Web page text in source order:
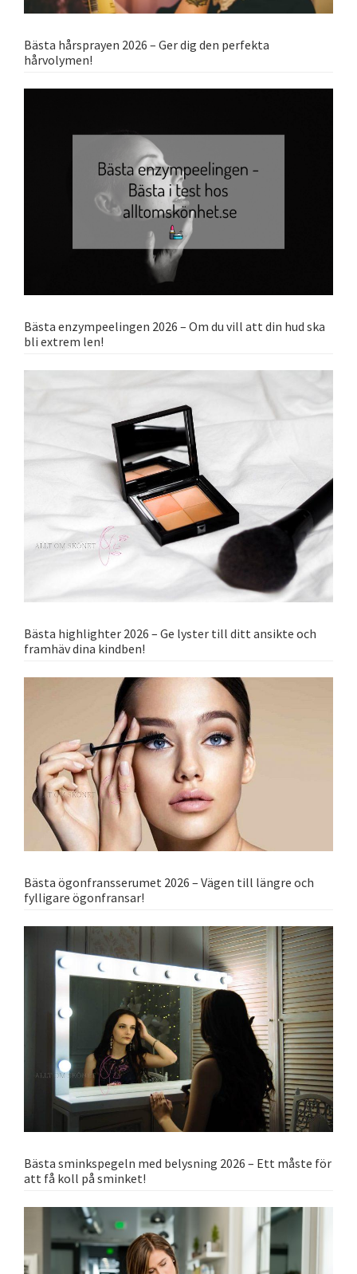
Bästa hårsprayen 2026 – Ger dig den perfekta
hårvolymen!
Bästa enzympeelingen 2026 – Om du vill att din hud ska
bli extrem len!
Bästa highlighter 2026 – Ge lyster till ditt ansikte och
framhäv dina kindben!
Bästa ögonfransserumet 2026 – Vägen till längre och
fylligare ögonfransar!
Bästa sminkspegeln med belysning 2026 – Ett måste för
att få koll på sminket!